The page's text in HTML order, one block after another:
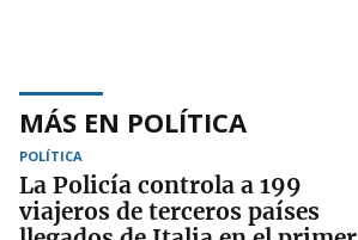
MÁS EN POLÍTICA
POLÍTICA
La Policía controla a 199
viajeros de terceros países